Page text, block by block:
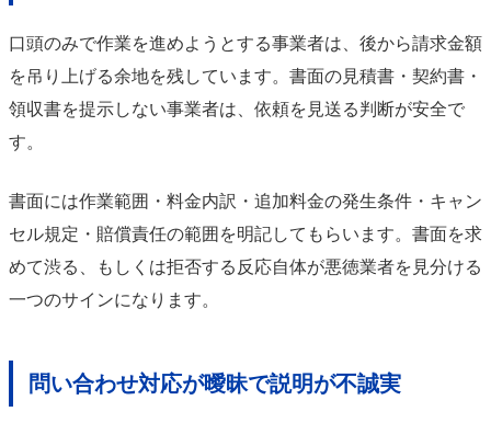
口頭のみで作業を進めようとする事業者は、後から請求金額
を吊り上げる余地を残しています。書面の見積書・契約書・
領収書を提示しない事業者は、依頼を見送る判断が安全で
す。
書面には作業範囲・料金内訳・追加料金の発生条件・キャン
セル規定・賠償責任の範囲を明記してもらいます。書面を求
めて渋る、もしくは拒否する反応自体が悪徳業者を見分ける
一つのサインになります。
問い合わせ対応が曖昧で説明が不誠実